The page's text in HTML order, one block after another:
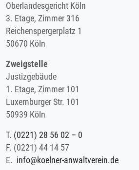
Oberlandesgericht Köln
3. Etage, Zimmer 316
Reichenspergerplatz 1
50670 Köln
Zweigstelle
Justizgebäude
1. Etage, Zimmer 101
Luxemburger Str. 101
50939 Köln
T. (0221) 28 56 02 – 0
F. (0221) 44 14 57
E. info@koelner-anwaltverein.de